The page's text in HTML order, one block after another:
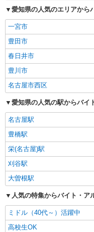
愛知県の人気のエリアから
一宮市
豊田市
春日井市
豊川市
名古屋市西区
愛知県の人気の駅からバイ
名古屋駅
豊橋駅
栄(名古屋)駅
刈谷駅
大曽根駅
人気の特集からバイト・ア
ミドル（40代～）活躍中
高校生OK